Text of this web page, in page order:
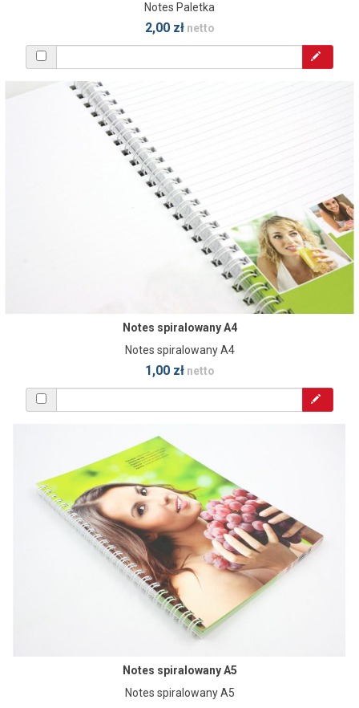
Notes Paletka
2,00 złnetto
Notes spiralowany A4
Notes spiralowany A4
1,00 złnetto
Notes spiralowany A5
Notes spiralowany A5